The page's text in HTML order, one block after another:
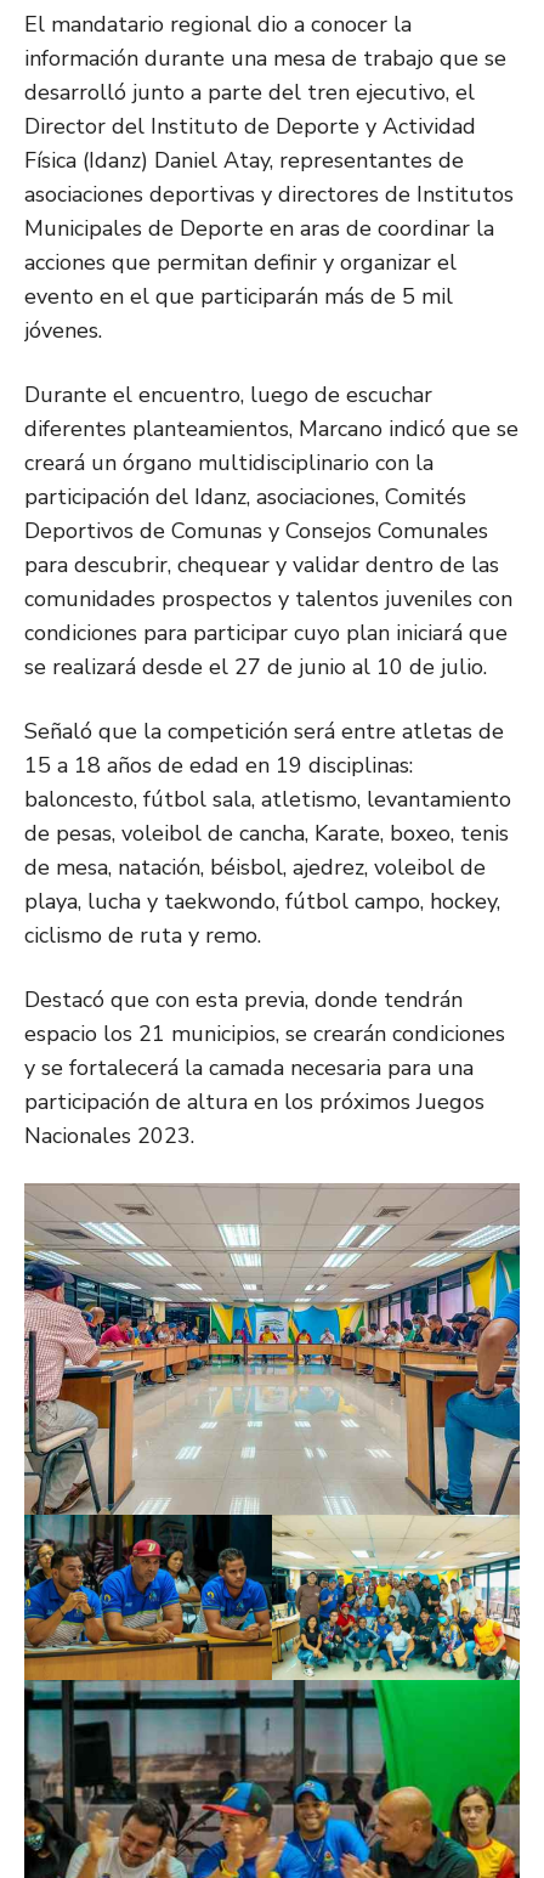
El mandatario regional dio a conocer la
información durante una mesa de trabajo que se
desarrolló junto a parte del tren ejecutivo, el
Director del Instituto de Deporte y Actividad
Física (Idanz) Daniel Atay, representantes de
asociaciones deportivas y directores de Institutos
Municipales de Deporte en aras de coordinar la
acciones que permitan definir y organizar el
evento en el que participarán más de 5 mil
jóvenes.
Durante el encuentro, luego de escuchar
diferentes planteamientos, Marcano indicó que se
creará un órgano multidisciplinario con la
participación del Idanz, asociaciones, Comités
Deportivos de Comunas y Consejos Comunales
para descubrir, chequear y validar dentro de las
comunidades prospectos y talentos juveniles con
condiciones para participar cuyo plan iniciará que
se realizará desde el 27 de junio al 10 de julio.
Señaló que la competición será entre atletas de
15 a 18 años de edad en 19 disciplinas:
baloncesto, fútbol sala, atletismo, levantamiento
de pesas, voleibol de cancha, Karate, boxeo, tenis
de mesa, natación, béisbol, ajedrez, voleibol de
playa, lucha y taekwondo, fútbol campo, hockey,
ciclismo de ruta y remo.
Destacó que con esta previa, donde tendrán
espacio los 21 municipios, se crearán condiciones
y se fortalecerá la camada necesaria para una
participación de altura en los próximos Juegos
Nacionales 2023.